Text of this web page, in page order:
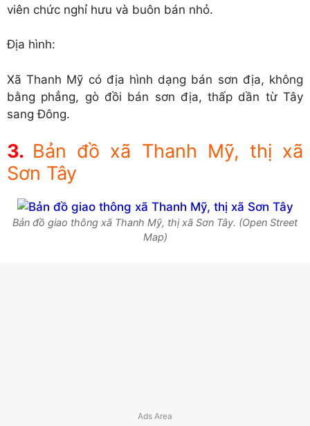
viên chức nghỉ hưu và buôn bán nhỏ.
Địa hình:
Xã Thanh Mỹ có địa hình dạng bán sơn địa, không
bằng phẳng, gò đồi bán sơn địa, thấp dần từ Tây
sang Đông.
Bản đồ xã Thanh Mỹ, thị xã
Sơn Tây
Bản đồ giao thông xã Thanh Mỹ, thị xã Sơn Tây. (Open Street
Map)